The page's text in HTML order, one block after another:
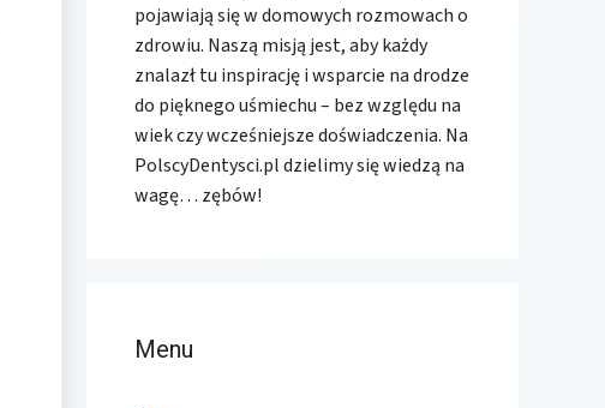
pojawiają się w domowych rozmowach o
zdrowiu. Naszą misją jest, aby każdy
znalazł tu inspirację i wsparcie na drodze
do pięknego uśmiechu – bez względu na
wiek czy wcześniejsze doświadczenia. Na
PolscyDentysci.pl dzielimy się wiedzą na
wagę… zębów!
Menu